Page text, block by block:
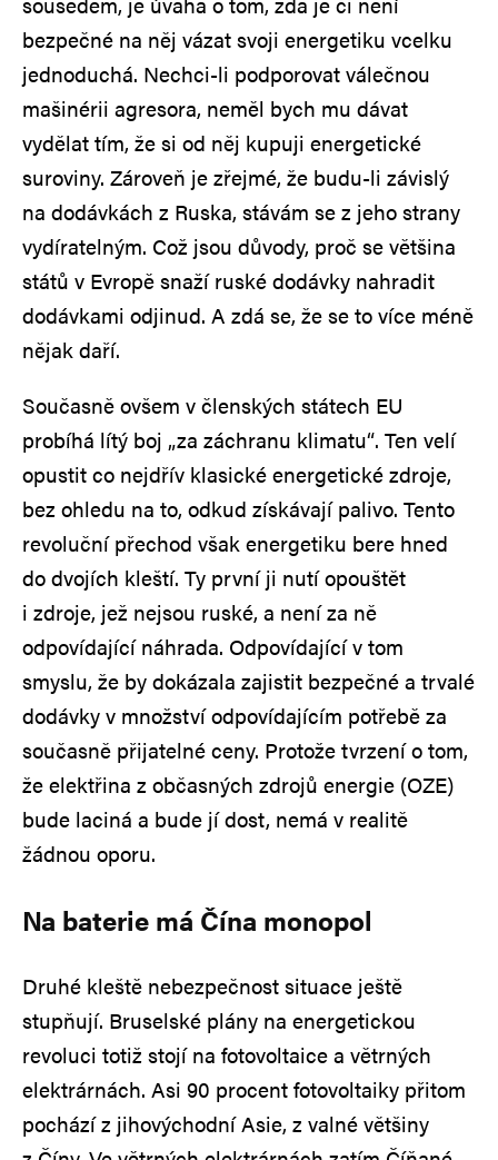
bezpečné na něj vázat svoji energetiku vcelku
jednoduchá. Nechci-li podporovat válečnou
mašinérii agresora, neměl bych mu dávat
vydělat tím, že si od něj kupuji energetické
suroviny. Zároveň je zřejmé, že budu-li závislý
na dodávkách z Ruska, stávám se z jeho strany
vydíratelným. Což jsou důvody, proč se většina
států v Evropě snaží ruské dodávky nahradit
dodávkami odjinud. A zdá se, že se to více méně
nějak daří.
Současně ovšem v členských státech EU
probíhá lítý boj „za záchranu klimatu“. Ten velí
opustit co nejdřív klasické energetické zdroje,
bez ohledu na to, odkud získávají palivo. Tento
revoluční přechod však energetiku bere hned
do dvojích kleští. Ty první ji nutí opouštět
i zdroje, jež nejsou ruské, a není za ně
odpovídající náhrada. Odpovídající v tom
smyslu, že by dokázala zajistit bezpečné a trvalé
dodávky v množství odpovídajícím potřebě za
současně přijatelné ceny. Protože tvrzení o tom,
že elektřina z občasných zdrojů energie (OZE)
bude laciná a bude jí dost, nemá v realitě
žádnou oporu.
Na baterie má Čína monopol
Druhé kleště nebezpečnost situace ještě
stupňují. Bruselské plány na energetickou
revoluci totiž stojí na fotovoltaice a větrných
elektrárnách. Asi 90 procent fotovoltaiky přitom
pochází z jihovýchodní Asie, z valné většiny